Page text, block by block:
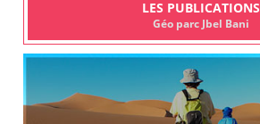
LES PUBLICATIONS
Géo parc Jbel Bani